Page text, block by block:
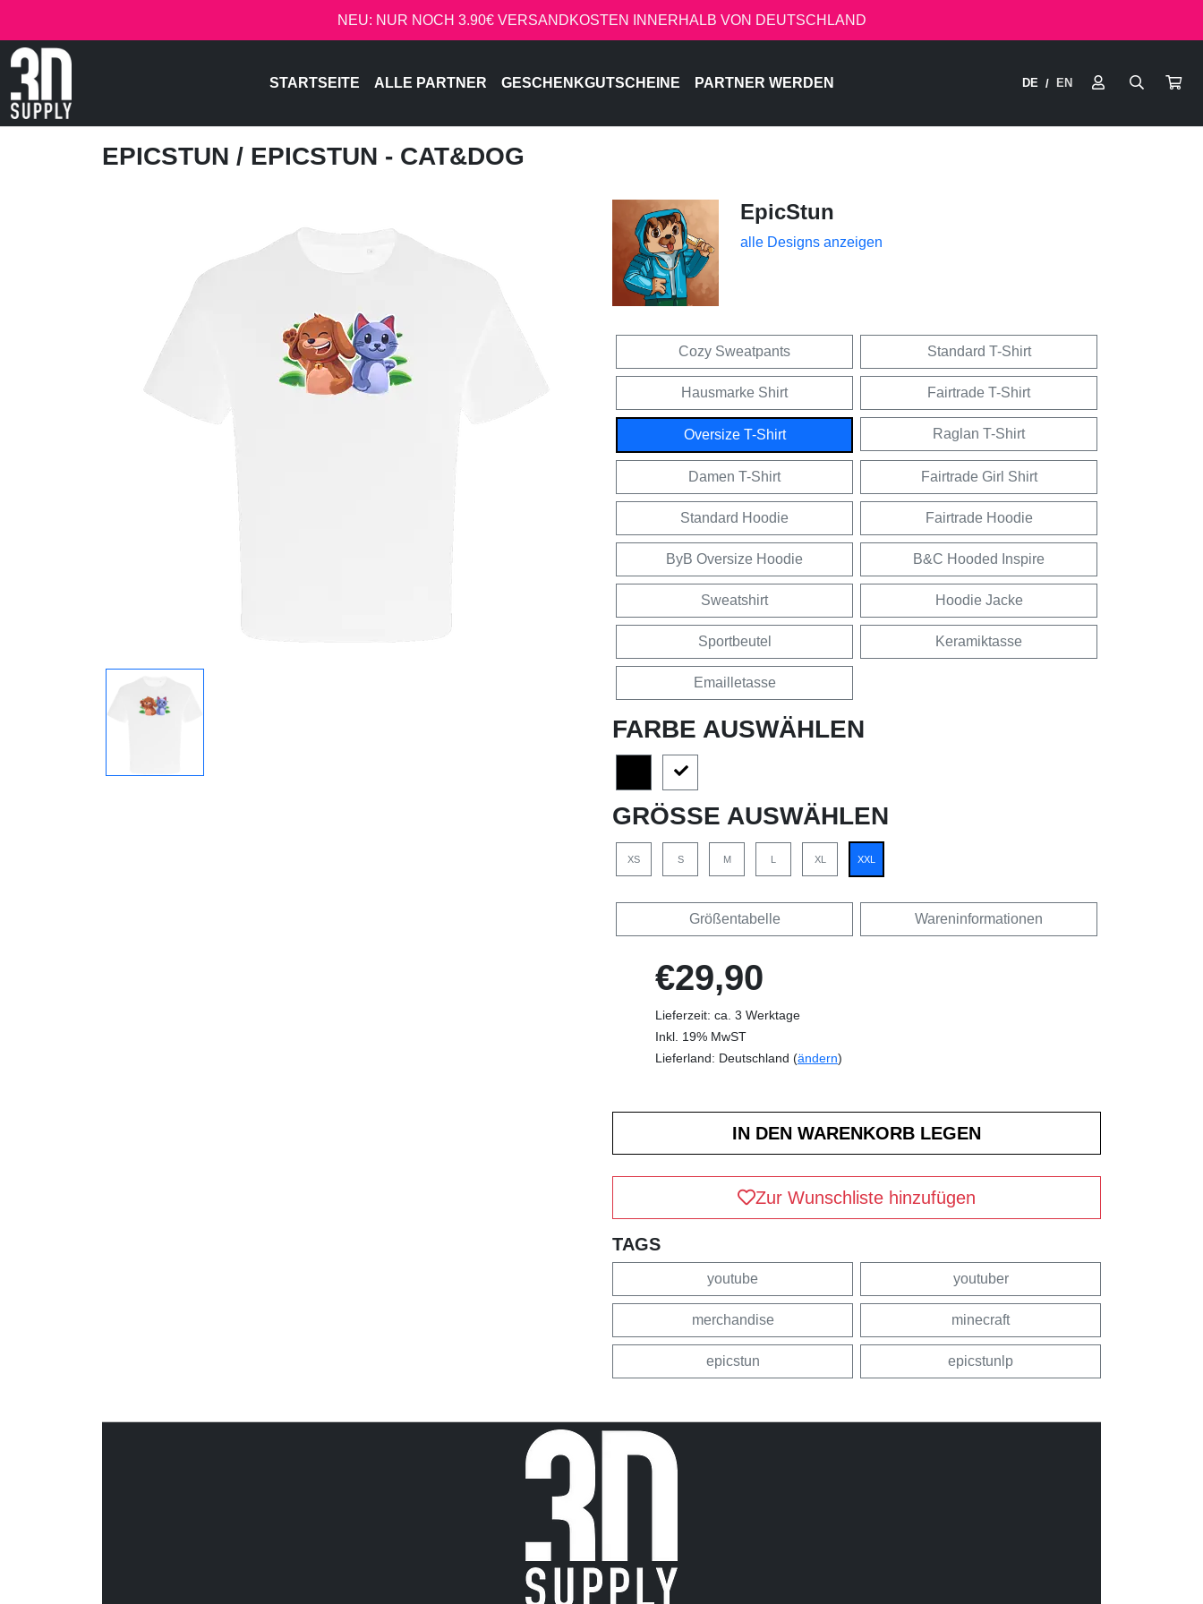
NEU: NUR NOCH 3.90€ VERSANDKOSTEN INNERHALB VON DEUTSCHLAND
STARTSEITE ALLE PARTNER GESCHENKGUTSCHEINE PARTNER WERDEN DE / EN
EPICSTUN / EPICSTUN - CAT&DOG
EpicStun
alle Designs anzeigen
Cozy Sweatpants Standard T-Shirt
Hausmarke Shirt Fairtrade T-Shirt
Oversize T-Shirt Raglan T-Shirt
Damen T-Shirt Fairtrade Girl Shirt
Standard Hoodie Fairtrade Hoodie
ByB Oversize Hoodie B&C Hooded Inspire
Sweatshirt Hoodie Jacke
Sportbeutel Keramiktasse
Emailletasse
FARBE AUSWÄHLEN
GRÖSSE AUSWÄHLEN
XS S M L XL XXL
Größentabelle Wareninformationen
€29,90
Lieferzeit: ca. 3 Werktage
Inkl. 19% MwST
Lieferland: Deutschland (ändern)
Zur Wunschliste hinzufügen
TAGS
youtube youtuber
merchandise minecraft
epicstun epicstunlp